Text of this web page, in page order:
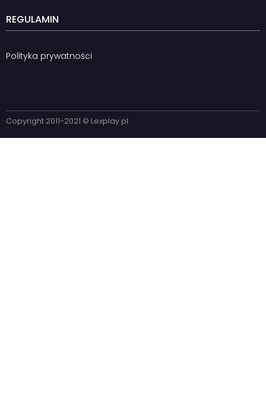
REGULAMIN
Polityka prywatności
Copyright 2011-2021 © Lexplay.pl​